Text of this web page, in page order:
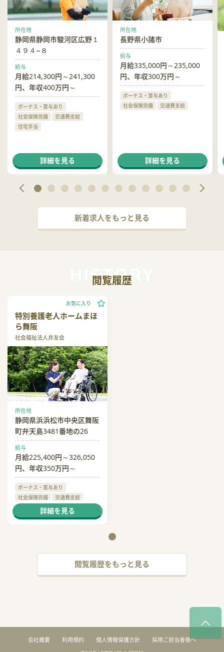
所在地
静岡県静岡市駿河区広野１
４９４−８
給与
月給214,300円～241,300
円、年収400万円～
ボーナス・賞与あり
社会保険完備
交通費支給
住宅手当
詳細を見る
所在地
長野県小諸市
給与
月給335,000円～235,000
円、年収300万円～
ボーナス・賞与あり
社会保険完備
交通費支給
詳細を見る
新着求人をもっと見る
閲覧履歴
特別養護老人ホームまほ
ら舞阪
社会福祉法人井友会
お気に入り
所在地
静岡県浜浜松市中央区舞阪
町弁天島3481番地の26
給与
月給225,400円～326,050
円、年収350万円～
ボーナス・賞与あり
社会保険完備
交通費支給
退職金あり詳細を見る
閲覧履歴をもっと見る
会社概要 利用規約 個人情報保護方針 採用ご担当者様へ